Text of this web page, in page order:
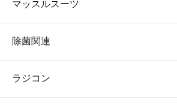
マッスルスーツ
除菌関連
ラジコン